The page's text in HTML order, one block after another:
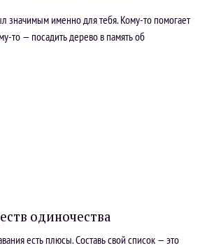
значимым именно для тебя. Кому-то помогает
то — посадить дерево в память об
одиночества
есть плюсы. Составь свой список — это